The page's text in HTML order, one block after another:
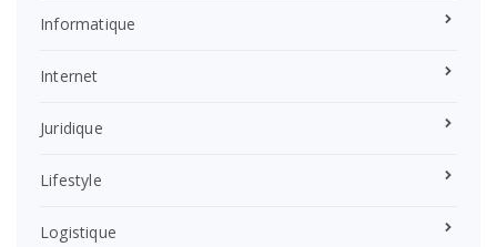
Informatique
Internet
Juridique
Lifestyle
Logistique